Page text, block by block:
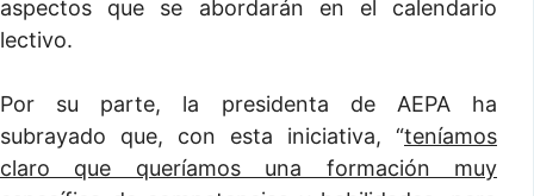
aspectos que se abordarán en el calendario
lectivo.
Por su parte, la presidenta de AEPA ha
subrayado que, con esta iniciativa, “teníamos
claro que queríamos una formación muy